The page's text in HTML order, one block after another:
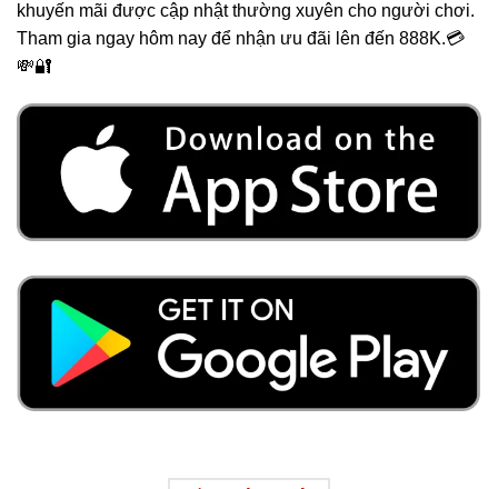
khuyến mãi được cập nhật thường xuyên cho người chơi.
Tham gia ngay hôm nay để nhận ưu đãi lên đến 888K.💳
💸🔐